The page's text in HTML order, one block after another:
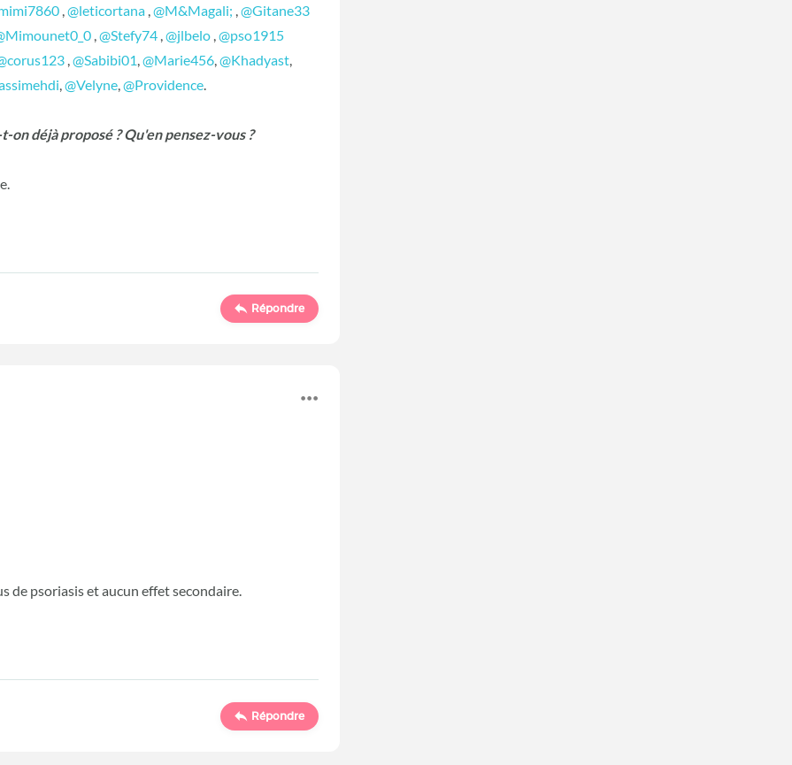
,@leticortana ,@M&Magali; ,@Gitane33
,@Stefy74 ,@jlbelo ,@pso1915
,@Sabibi01 ,@Marie456 ,@Khadyast
,@Velyne ,@Providence
on déjà proposé ? Qu'en pensez-vous ?
Répondre
de psoriasis et aucun effet secondaire.
Répondre